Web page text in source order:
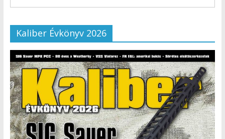
Kaliber Évkönyv 2026